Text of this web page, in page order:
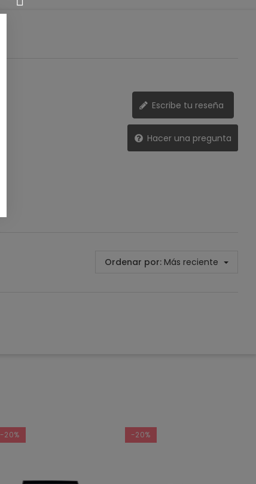
Escribe tu reseña
Hacer una pregunta
Ordenar por: Más reciente
-20% -20%